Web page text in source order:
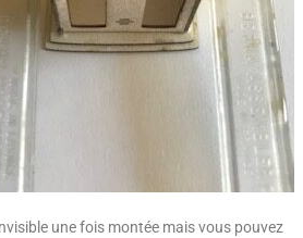
une fois montée mais vous pouvez